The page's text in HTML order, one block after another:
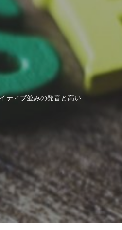
ティブ並みの発音と高い